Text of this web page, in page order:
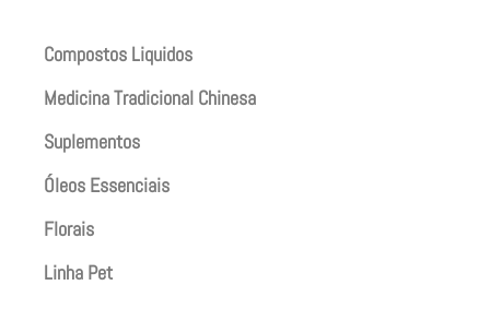
Compostos Liquidos
Medicina Tradicional Chinesa
Suplementos
Óleos Essenciais
Florais
Linha Pet